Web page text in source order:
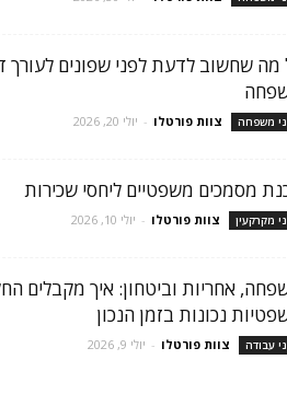
מה שחשוב לדעת לפני שפונים לעורך
משפחה צוות פורטלו - יולי 20, 2026
מסמכים משפטיים ליחסי שכירות
מקרקעין צוות פורטלו - יולי 10, 2026
אחריות וביטחון: איך מקבלים
נכונות בזמן הנכון
עבודה צוות פורטלו - יולי 9, 2026